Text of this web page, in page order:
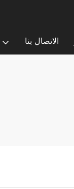
الاتصال بنا